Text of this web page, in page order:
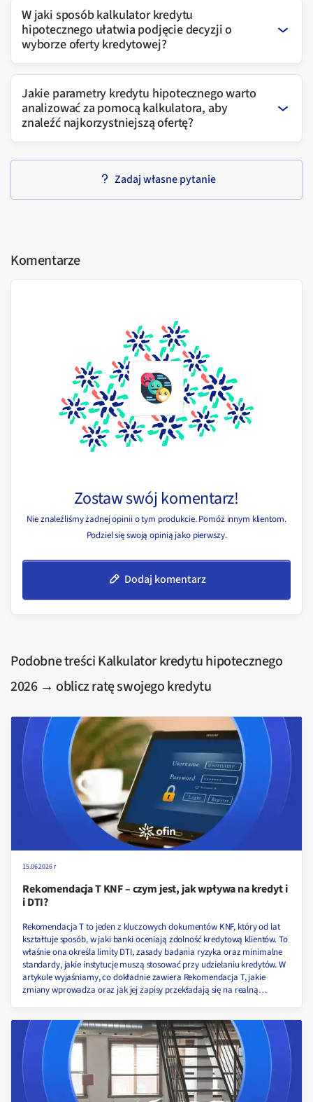
W jaki sposób kalkulator kredytu
hipotecznego ułatwia podjęcie decyzji o
wyborze oferty kredytowej?
Jakie parametry kredytu hipotecznego warto
analizować za pomocą kalkulatora, aby
znaleźć najkorzystniejszą ofertę?
Zadaj własne pytanie
Komentarze
Zostaw swój komentarz!
Nie znaleźliśmy żadnej opinii o tym produkcie. Pomóż innym klientom.
Podziel się swoją opinią jako pierwszy.
Dodaj komentarz
Podobne treściKalkulator kredytu hipotecznego
2026 → oblicz ratę swojego kredytu
15.06.2026 r
Rekomendacja T KNF – czym jest, jak wpływa na kredyt i
i DTI?
Rekomendacja T to jeden z kluczowych dokumentów KNF, który od lat
kształtuje sposób, w jaki banki oceniają zdolność kredytową klientów. To
właśnie ona określa limity DTI, zasady badania ryzyka oraz minimalne
standardy, jakie instytucje muszą stosować przy udzielaniu kredytów. W
artykule wyjaśniamy, co dokładnie zawiera Rekomendacja T, jakie
zmiany wprowadza oraz jak jej zapisy przekładają się na realną